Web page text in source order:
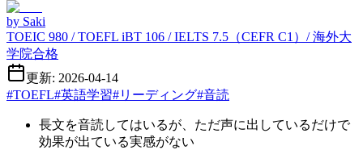
by Saki
TOEIC 980 / TOEFL iBT 106 / IELTS 7.5（CEFR C1）/ 海外大
学院合格
更新: 2026-04-14
#TOEFL#英語学習#リーディング#音読
長文を音読してはいるが、ただ声に出しているだけで
効果が出ている実感がない